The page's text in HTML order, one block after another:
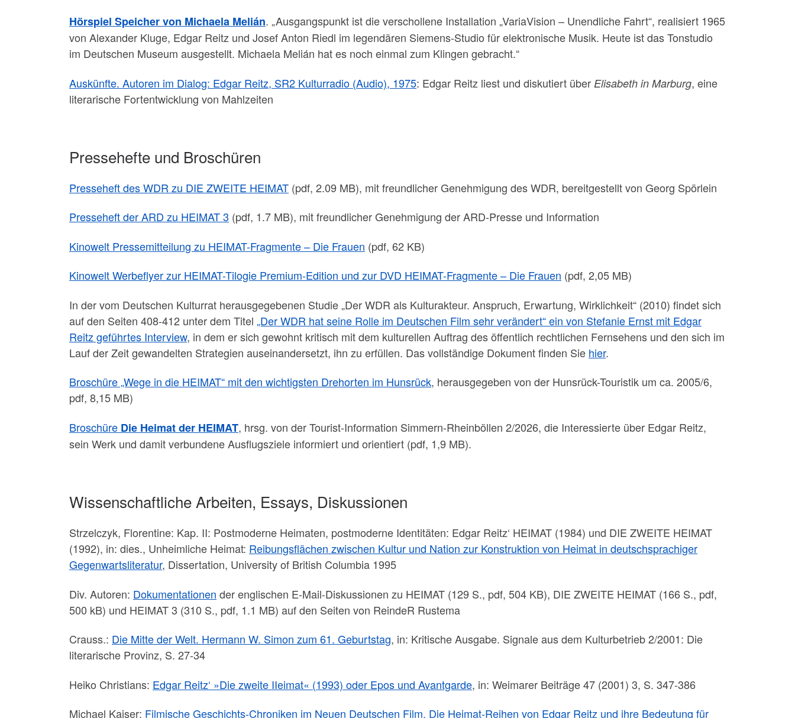
Hörspiel Speicher von Michaela Melián. „Ausgangspunkt ist die verschollene Installation „VariaVision – Unendliche Fahrt“, realisiert 1965
von Alexander Kluge, Edgar Reitz und Josef Anton Riedl im legendären Siemens-Studio für elektronische Musik. Heute ist das Tonstudio
im Deutschen Museum ausgestellt. Michaela Melián hat es noch einmal zum Klingen gebracht.“
Auskünfte. Autoren im Dialog: Edgar Reitz, SR2 Kulturradio (Audio), 1975: Edgar Reitz liest und diskutiert über Elisabeth in Marburg, eine
literarische Fortentwicklung von Mahlzeiten
Pressehefte und Broschüren
Presseheft des WDR zu DIE ZWEITE HEIMAT (pdf, 2.09 MB), mit freundlicher Genehmigung des WDR, bereitgestellt von Georg Spörlein
Presseheft der ARD zu HEIMAT 3 (pdf, 1.7 MB), mit freundlicher Genehmigung der ARD-Presse und Information
Kinowelt Pressemitteilung zu HEIMAT-Fragmente – Die Frauen (pdf, 62 KB)
Kinowelt Werbeflyer zur HEIMAT-Tilogie Premium-Edition und zur DVD HEIMAT-Fragmente – Die Frauen (pdf, 2,05 MB)
In der vom Deutschen Kulturrat herausgegebenen Studie „Der WDR als Kulturakteur. Anspruch, Erwartung, Wirklichkeit“ (2010) findet sich
auf den Seiten 408-412 unter dem Titel „Der WDR hat seine Rolle im Deutschen Film sehr verändert“ ein von Stefanie Ernst mit Edgar
Reitz geführtes Interview, in dem er sich gewohnt kritisch mit dem kulturellen Auftrag des öffentlich rechtlichen Fernsehens und den sich im
Lauf der Zeit gewandelten Strategien auseinandersetzt, ihn zu erfüllen. Das vollständige Dokument finden Sie hier.
Broschüre „Wege in die HEIMAT“ mit den wichtigsten Drehorten im Hunsrück, herausgegeben von der Hunsrück-Touristik um ca. 2005/6,
pdf, 8,15 MB)
Broschüre Die Heimat der HEIMAT, hrsg. von der Tourist-Information Simmern-Rheinböllen 2/2026, die Interessierte über Edgar Reitz,
sein Werk und damit verbundene Ausflugsziele informiert und orientiert (pdf, 1,9 MB).
Wissenschaftliche Arbeiten, Essays, Diskussionen
Strzelczyk, Florentine: Kap. II: Postmoderne Heimaten, postmoderne Identitäten: Edgar Reitz‘ HEIMAT (1984) und DIE ZWEITE HEIMAT
(1992), in: dies., Unheimliche Heimat: Reibungsflächen zwischen Kultur und Nation zur Konstruktion von Heimat in deutschsprachiger
Gegenwartsliteratur, Dissertation, University of British Columbia 1995
Div. Autoren: Dokumentationen der englischen E-Mail-Diskussionen zu HEIMAT (129 S., pdf, 504 KB), DIE ZWEITE HEIMAT (166 S., pdf,
500 kB) und HEIMAT 3 (310 S., pdf, 1.1 MB) auf den Seiten von ReindeR Rustema
Crauss.: Die Mitte der Welt. Hermann W. Simon zum 61. Geburtstag, in: Kritische Ausgabe. Signale aus dem Kulturbetrieb 2/2001: Die
literarische Provinz, S. 27-34
Heiko Christians: Edgar Reitz‘ »Die zweite IIeimat« (1993) oder Epos und Avantgarde, in: Weimarer Beiträge 47 (2001) 3, S. 347-386
Michael Kaiser: Filmische Geschichts-Chroniken im Neuen Deutschen Film. Die Heimat-Reihen von Edgar Reitz und ihre Bedeutung für